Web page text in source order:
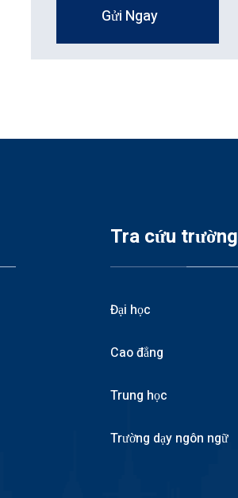
Gửi Ngay
Tra cứu trường
Đại học
Cao đẳng
Trung học
Trường dạy ngôn ngữ